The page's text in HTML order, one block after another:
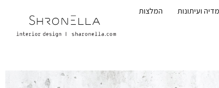
מדיה ועיתונות המלצות